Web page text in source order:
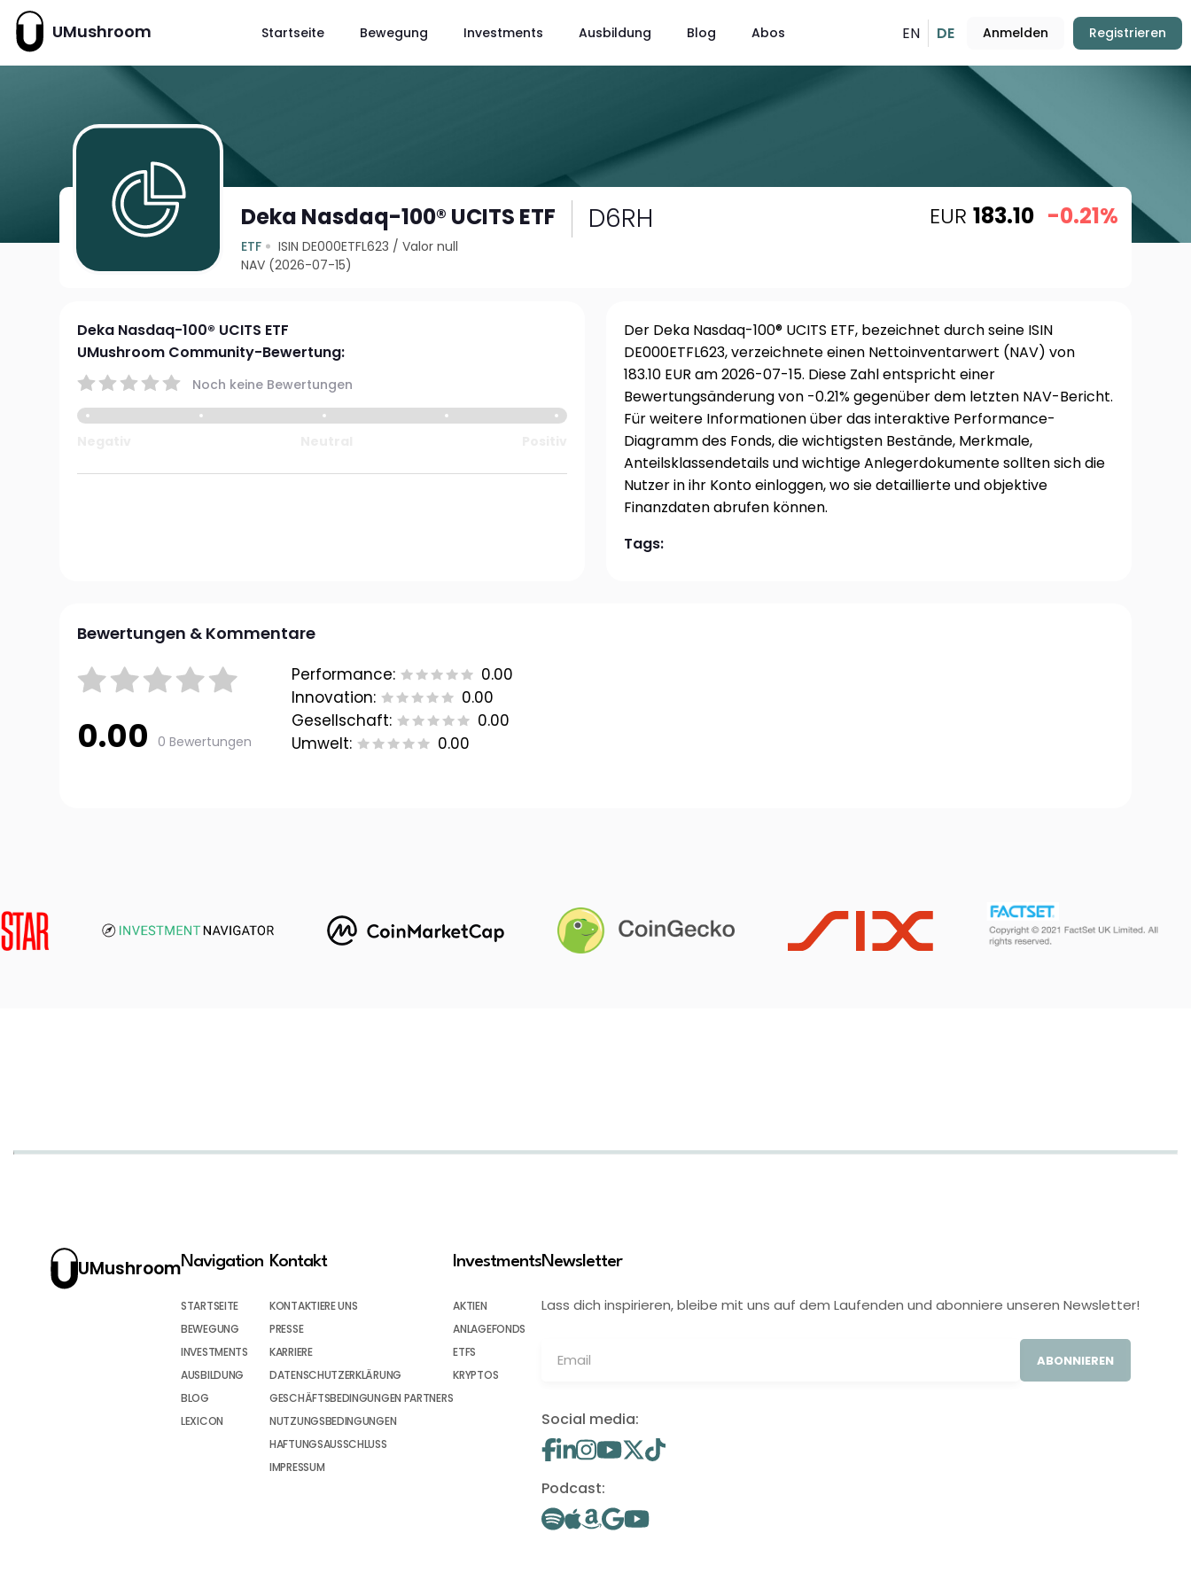
UMushroom Startseite Bewegung Investments Ausbildung Blog Abos EN DE Anmelden Registrieren
Deka Nasdaq-100® UCITS ETF D6RH
ETF ISIN DE000ETFL623 /Valor null
NAV (2026-07-15)
EUR 183.10 -0.21%
Deka Nasdaq-100® UCITS ETF
UMushroom Community-Bewertung:
Noch keine Bewertungen
Der Deka Nasdaq-100® UCITS ETF, bezeichnet durch seine ISIN
DE000ETFL623, verzeichnete einen Nettoinventarwert (NAV) von
183.10 EUR am 2026-07-15. Diese Zahl entspricht einer
Bewertungsänderung von -0.21% gegenüber dem letzten NAV-Bericht.
Für weitere Informationen über das interaktive Performance-
Diagramm des Fonds, die wichtigsten Bestände, Merkmale,
Anteilsklassendetails und wichtige Anlegerdokumente sollten sich die
Nutzer in ihr Konto einloggen, wo sie detaillierte und objektive
Finanzdaten abrufen können.
Tags:
Bewertungen & Kommentare
0.00 0 Bewertungen
Performance:
0.00
Innovation:
0.00
Gesellschaft:
0.00
Umwelt:
0.00
UMushroomNavigation
STARTSEITE
BEWEGUNG
INVESTMENTS
AUSBILDUNG
BLOG
LEXICON
Kontakt
KONTAKTIERE UNS
PRESSE
KARRIERE
DATENSCHUTZERKLÄRUNG
GESCHÄFTSBEDINGUNGEN PARTNERS
NUTZUNGSBEDINGUNGEN
HAFTUNGSAUSSCHLUSS
IMPRESSUM
Investments
AKTIEN
ANLAGEFONDS
ETFS
KRYPTOS
Newsletter
Lass dich inspirieren, bleibe mit uns auf dem Laufenden und abonniere unseren Newsletter!
ABONNIEREN
Social media:
Podcast: